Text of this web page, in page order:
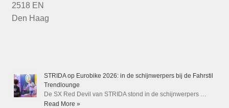
2518 EN
Den Haag
STRIDA op Eurobike 2026: in de schijnwerpers bij de Fahrstil
Trendlounge
De SX Red Devil van STRIDA stond in de schijnwerpers …
Read More »